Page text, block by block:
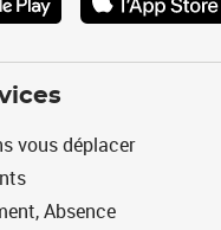
vous déplacer
Absence